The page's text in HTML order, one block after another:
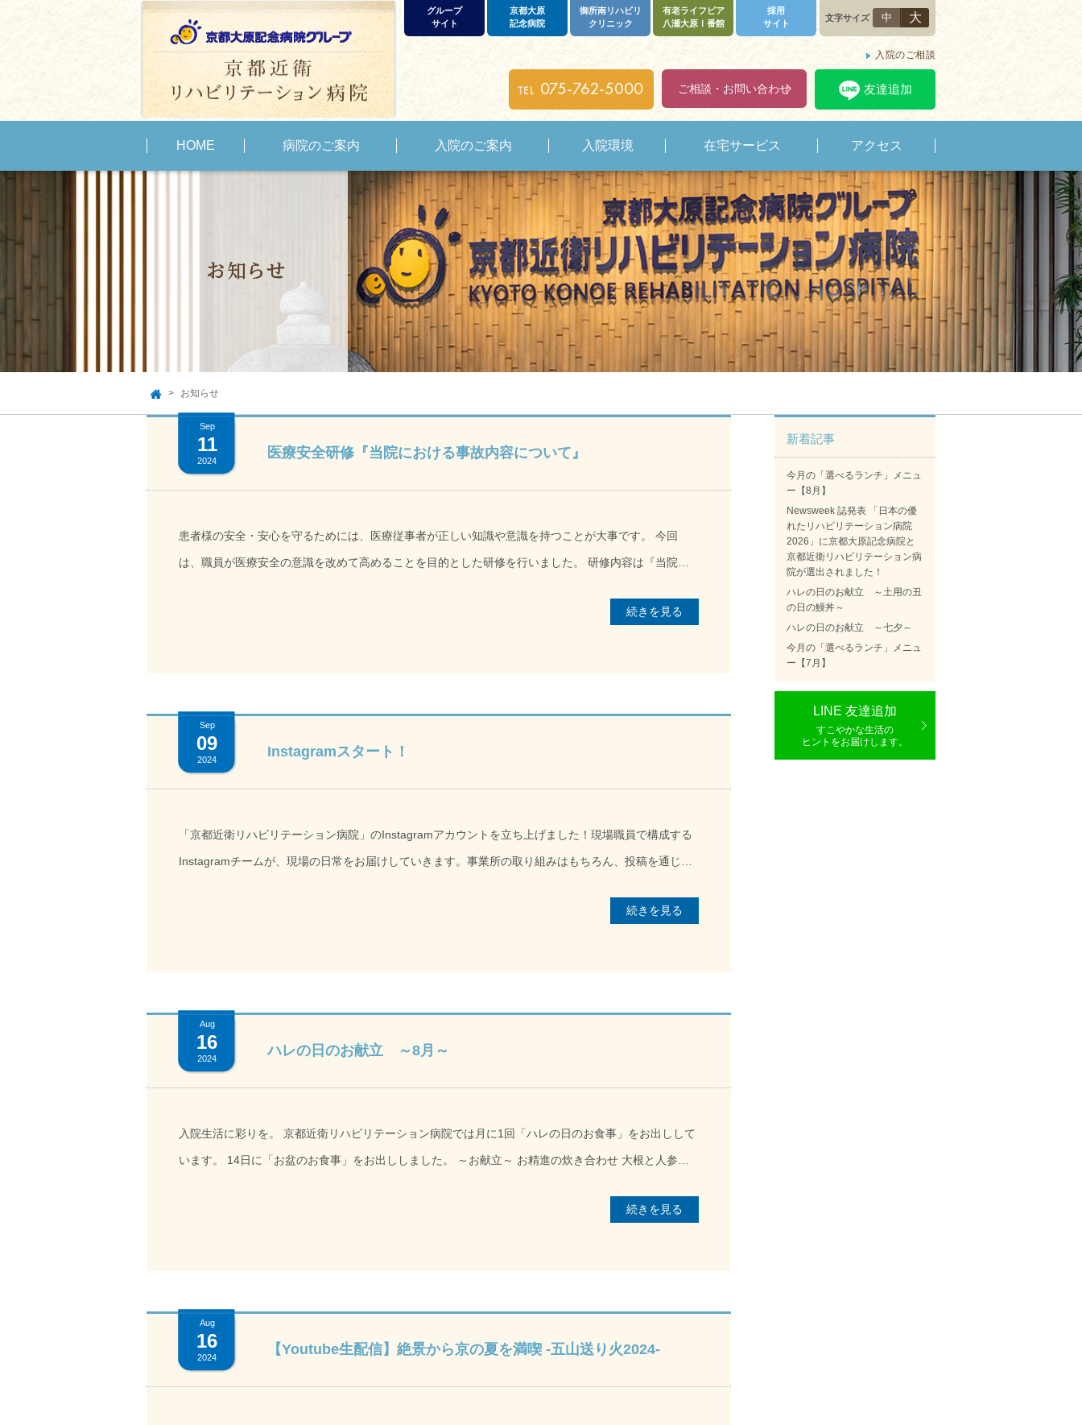
文字サイズ 中 大
ご相談・お問い合わせ 友達追加
入院のご相談
HOME 病院のご案内 入院のご案内 入院環境 在宅サービス アクセス
グループ
サイト
京都大原
記念病院
御所南リハビリ
クリニック
有老ライフピア
八瀬大原Ⅰ番館
採用
サイト
お知らせ
Sep
11
2024
医療安全研修『当院における事故内容について』
患者様の安全・安心を守るためには、医療従事者が正しい知識や意識を持つことが大事です。 今回
は、職員が医療安全の意識を改めて高めることを目的とした研修を行いました。 研修内容は『当院で
すれば防げたのか考える』といったものをテーマに、各グループでワークをしたあとに発表をしまし
を見直すよい機会になりました。
続きを見る
Sep
09
2024
Instagramスタート！
「京都近衛リハビリテーション病院」のInstagramアカウントを立ち上げました！現場職員で構成する
Instagramチームが、現場の日常をお届けしていきます。事業所の取り組みはもちろん、投稿を通じて
続きを見る
Aug
16
2024
ハレの日のお献立 ～8月～
入院生活に彩りを。 京都近衛リハビリテーション病院では月に1回「ハレの日のお食事」をお出しして
います。 14日に「お盆のお食事」をお出ししました。 ～お献立～ お精進の炊き合わせ 大根と人参の
たお食事をご用意しました。「ごま豆腐が美味しかった。全部いただきました」「たくさんの人の料理
続きを見る
Aug
16
2024
【Youtube生配信】絶景から京の夏を満喫 -五山送り火2024-
新着記事
今月の「選べるランチ」メニュ
ー【8月】
Newsweek 誌発表 「日本の優
れたリハビリテーション病院
2026」に京都大原記念病院と
京都近衛リハビリテーション病
院が選出されました！
ハレの日のお献立 ～土用の丑
の日の鰻丼～
ハレの日のお献立 ～七夕～
今月の「選べるランチ」メニュ
ー【7月】
LINE 友達追加
すこやかな生活の
ヒントをお届けします。